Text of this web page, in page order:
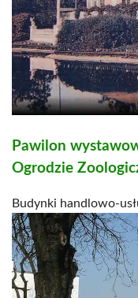
Pawilon
Ogrodzie
Budynki handlowo-